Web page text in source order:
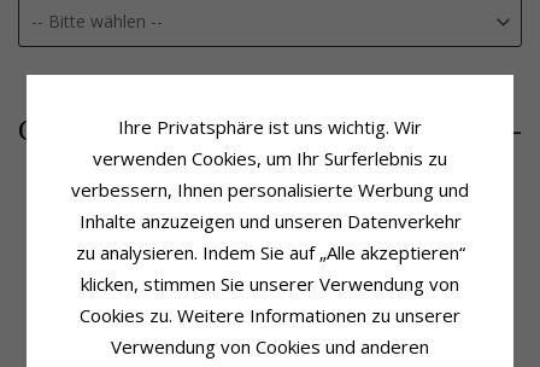
CHANTI Preis 3427,-
Produktinformation
Farbe: Blauem
Schmuckstein: Saphir
Diamantring
Schmuckstein
Stückzahl: 34
Schliff: Brillantschliff
Schmuckstein: Diamant
Diamantfarbe:
Wesselton
Ihre Privatsphäre ist uns wichtig. Wir
verwenden Cookies, um Ihr Surferlebnis zu
verbessern, Ihnen personalisierte Werbung und
Inhalte anzuzeigen und unseren Datenverkehr
zu analysieren. Indem Sie auf „Alle akzeptieren“
klicken, stimmen Sie unserer Verwendung von
Cookies zu. Weitere Informationen zu unserer
Verwendung von Cookies und anderen